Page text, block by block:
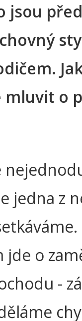
jsou
mluvit o
jedna z
o
-